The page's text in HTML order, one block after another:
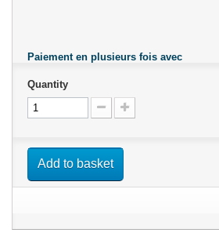
Paiement en plusieurs fois avec
Quantity
Add to basket